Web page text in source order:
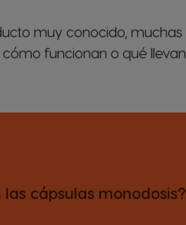
muy conocido, muchas
funcionan o qué llevan
las cápsulas monodosis?